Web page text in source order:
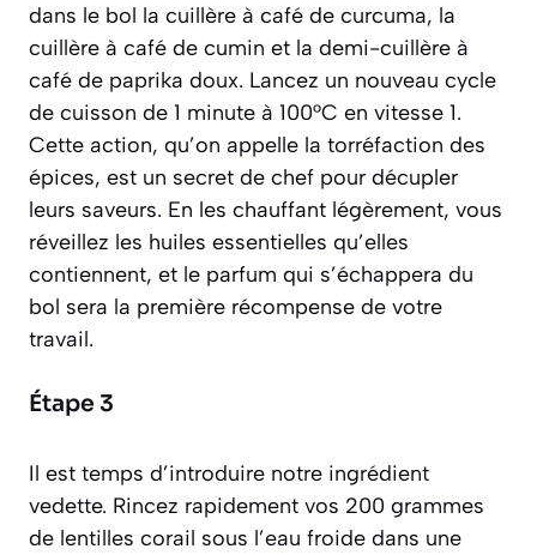
dans le bol la cuillère à café de curcuma, la
cuillère à café de cumin et la demi-cuillère à
café de paprika doux. Lancez un nouveau cycle
de cuisson de 1 minute à 100°C en vitesse 1.
Cette action, qu’on appelle la torréfaction des
épices, est un secret de chef pour décupler
leurs saveurs. En les chauffant légèrement, vous
réveillez les huiles essentielles qu’elles
contiennent, et le parfum qui s’échappera du
bol sera la première récompense de votre
travail.
Étape 3
Il est temps d’introduire notre ingrédient
vedette. Rincez rapidement vos 200 grammes
de lentilles corail sous l’eau froide dans une